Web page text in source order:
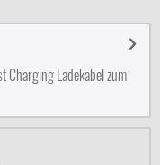
Charging Ladekabel zum